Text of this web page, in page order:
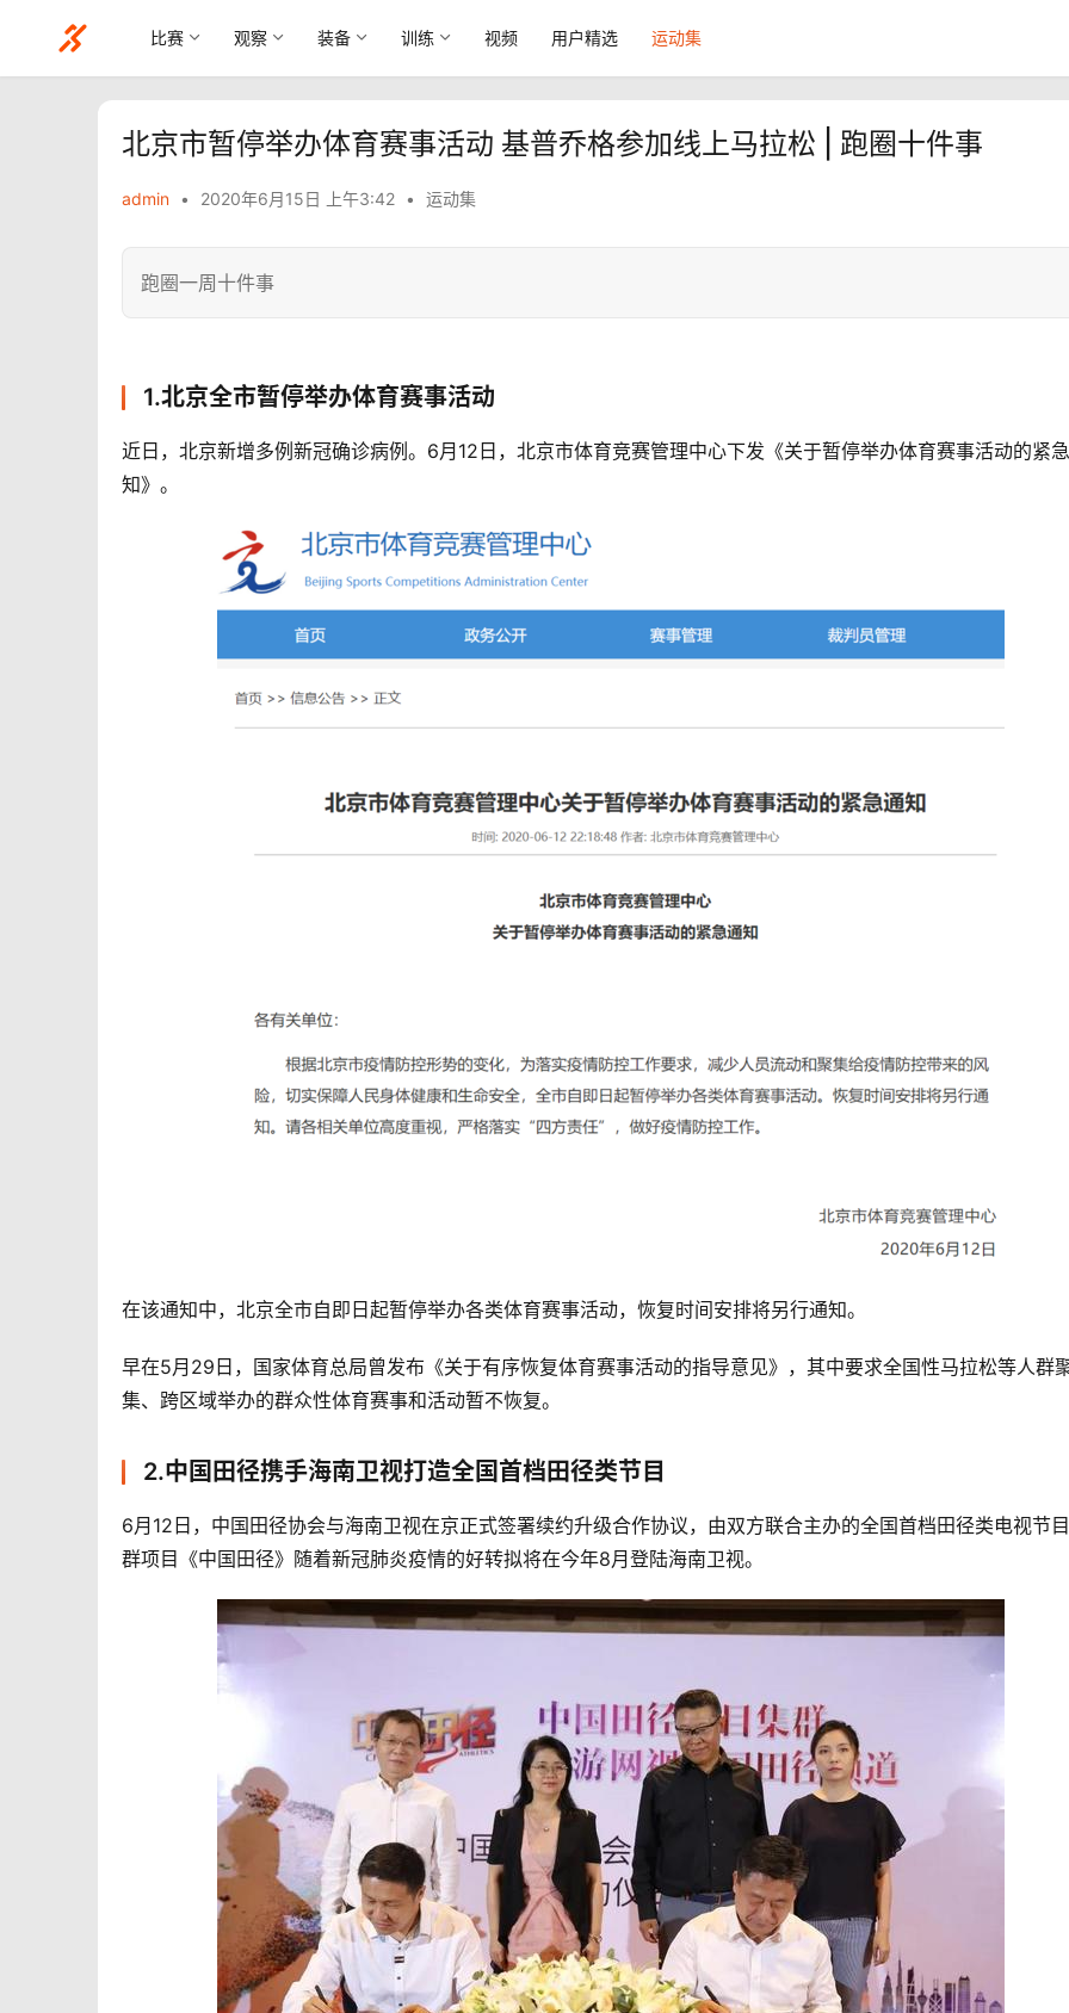
比赛 观察 装备 训练 视频 用户精选 运动集
北京市暂停举办体育赛事活动 基普乔格参加线上马拉松 | 跑圈十件事
admin • 2020年6月15日 上午3:42 • 运动集
跑圈一周十件事
1.北京全市暂停举办体育赛事活动
近日，北京新增多例新冠确诊病例。6月12日，北京市体育竞赛管理中心下发《关于暂停举办体育赛事活动的紧
知》。
在该通知中，北京全市自即日起暂停举办各类体育赛事活动，恢复时间安排将另行通知。
早在5月29日，国家体育总局曾发布《关于有序恢复体育赛事活动的指导意见》，其中要求全国性马拉松等人群
集、跨区域举办的群众性体育赛事和活动暂不恢复。
2.中国田径携手海南卫视打造全国首档田径类节目
6月12日，中国田径协会与海南卫视在京正式签署续约升级合作协议，由双方联合主办的全国首档田径类电视节
群项目《中国田径》随着新冠肺炎疫情的好转拟将在今年8月登陆海南卫视。